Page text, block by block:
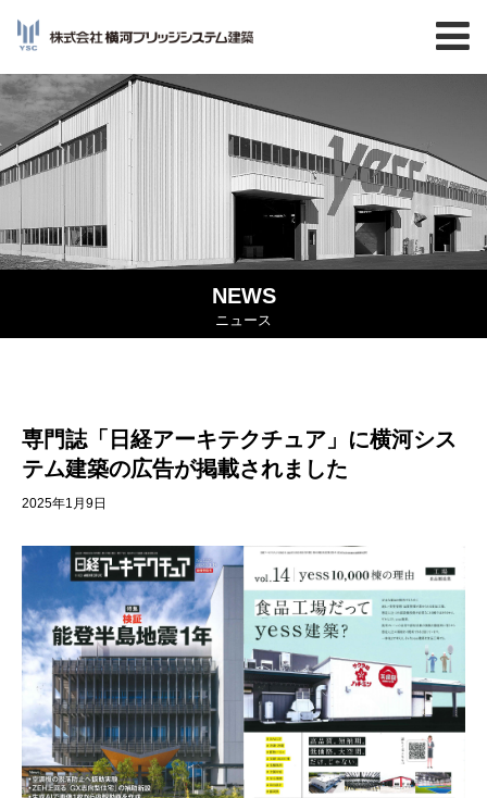
NEWS
ニュース
専門誌「日経アーキテクチュア」に横河シス
テム建築の広告が掲載されました
2025年1月9日